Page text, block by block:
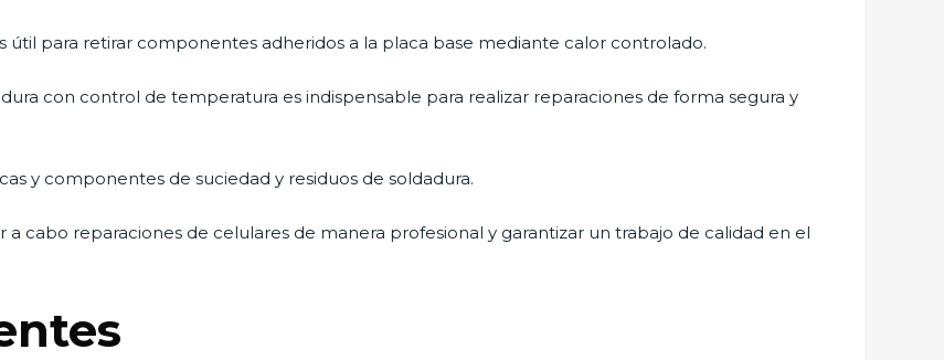
útil para retirar componentes adheridos a la placa base mediante calor controlado.
con control de temperatura es indispensable para realizar reparaciones de forma segura y
y componentes de suciedad y residuos de soldadura.
cabo reparaciones de celulares de manera profesional y garantizar un trabajo de calidad en el